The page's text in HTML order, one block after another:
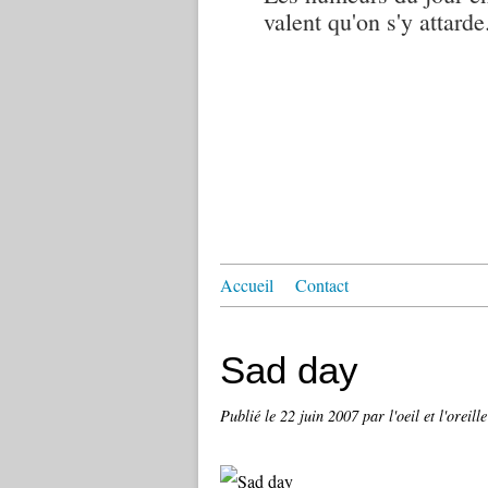
valent qu'on s'y
Accueil Contact
Sad day
Publié le 22 juin 2007par l'oeil et l'oreille